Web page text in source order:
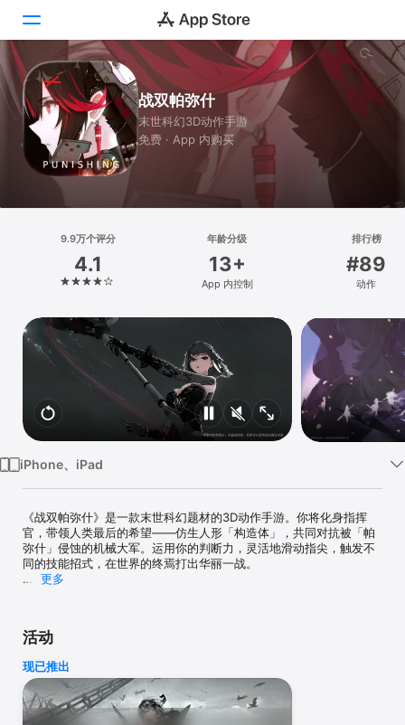
Today
游戏
App
搜索
Mac
Vision
战双帕弥什
末世科幻3D动作手游
免费 · App 内购买
9.9万个评分
4.1
年龄分级
13+
App 内控制
排行榜
#89
动作
iPhone、iPad
《战双帕弥什》是一款末世科幻题材的3D动作手游。你将化身指挥
官，带领人类最后的希望——仿生人形「构造体」，共同对抗被「帕
弥什」侵蚀的机械大军。运用你的判断力，灵活地滑动指尖，触发不
同的技能招式，在世界的终焉打出华丽一战。
（punishing）」的「帕弥什」之灾突然爆发。人类脆弱的肉体被迅
曾经高度繁荣的人类文明在地球上几乎失去了痕迹。幸存者流亡深
空，作为替代的是无数在大地上游荡着的屠戮机械。而你，将扮演一
个“拯救”者，带着人类文明最后的希望「构造体」，前往回归地球的
征程。
更多
活动
现已推出